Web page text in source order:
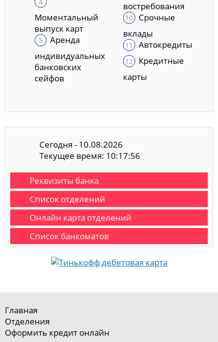
Моментальный
выпуск карт
Аренда
индивидуальных
банковских
сейфов
востребования
Срочные
вклады
Автокредиты
Кредитные
карты
Сегодня - 10.08.2026
Текущее время: 10:17:57
Реквизиты банка
Список отделений
Онлайн карта отделений
Список банкоматов
Главная
Отделения
Оформить кредит онлайн